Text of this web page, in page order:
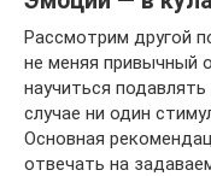
Рассмотрим другой
не меняя привычный
научиться
случае ни один
Основная
отвечать на